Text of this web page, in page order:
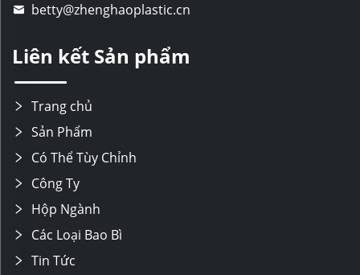
betty@zhenghaoplastic.cn
Liên kết Sản phẩm
Trang chủ
Sản Phẩm
Có Thể Tùy Chỉnh
Công Ty
Hộp Ngành
Các Loại Bao Bì
Tin Tức